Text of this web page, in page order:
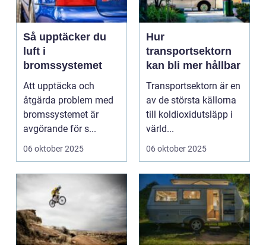
Så upptäcker du
luft i
bromssystemet
Att upptäcka och
åtgärda problem med
bromssystemet är
avgörande för s...
06 oktober 2025
Hur
transportsektorn
kan bli mer hållbar
Transportsektorn är en
av de största källorna
till koldioxidutsläpp i
värld...
06 oktober 2025